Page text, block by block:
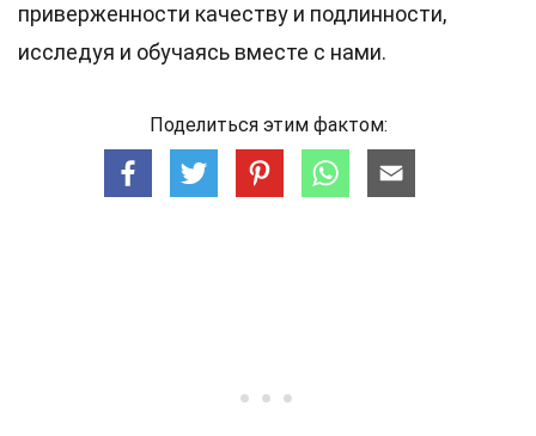
приверженности качеству и подлинности,
исследуя и обучаясь вместе с нами.
Поделиться этим фактом: